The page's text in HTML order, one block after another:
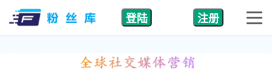
登陆 注册